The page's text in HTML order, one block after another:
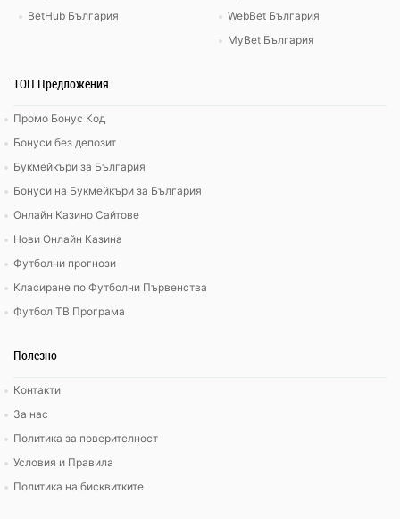
BetHub България
WebBet България
MyBet България
ТОП Предложения
Промо Бонус Код
Бонуси без депозит
Букмейкъри за България
Бонуси на Букмейкъри за България
Онлайн Казино Сайтове
Нови Онлайн Казина
Футболни прогнози
Класиране по Футболни Първенства
Футбол ТВ Програма
Полезно
Контакти
За нас
Политика за поверителност
Условия и Правила
Политика на бисквитките